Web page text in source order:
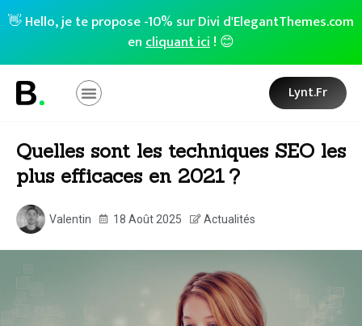
👋 Hello, je te propose -10% sur Divi d'ElegantThemes.com
encliquant ici! 😊
Lynt.fr
Quelles sont les techniques SEO les
plus efficaces en 2021 ?
Valentin 18 Août 2025 Actualités